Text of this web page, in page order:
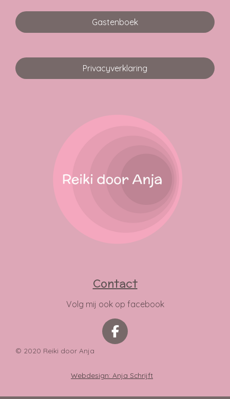
Gastenboek
Privacyverklaring
Contact
Volg mij ook op facebook
F
e
© 2020 Reiki door Anja
Webdesign: Anja Schrijft